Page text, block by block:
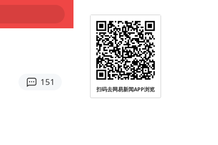
151
扫码去网易新闻APP浏览